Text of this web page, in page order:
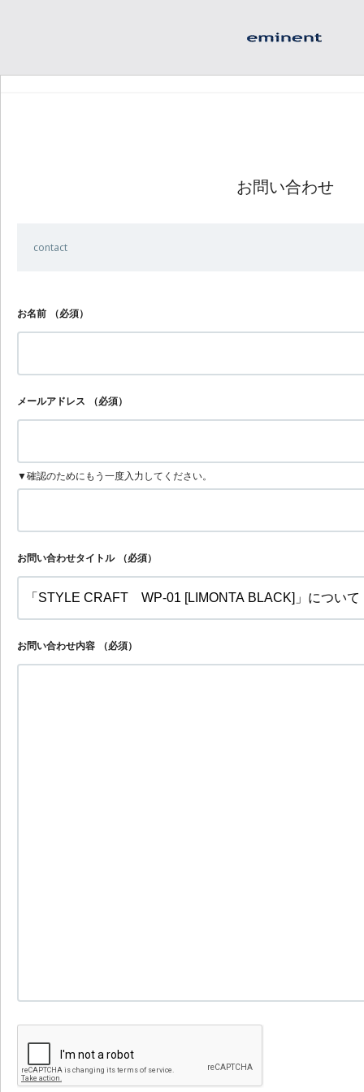
お問い合わせ
contact
お名前 （必須）
メールアドレス （必須）
▼確認のためにもう一度入力してください。
お問い合わせタイトル （必須）
お問い合わせ内容 （必須）